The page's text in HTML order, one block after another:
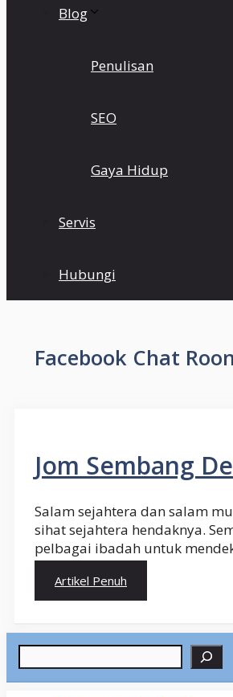
Blog
Penulisan
SEO
Gaya Hidup
Servis
Hubungi
Facebook Chat
Jom Sembang
Salam sejahtera dan salam
sihat sejahtera hendaknya.
pelbagai ibadah untuk
Artikel Penuh